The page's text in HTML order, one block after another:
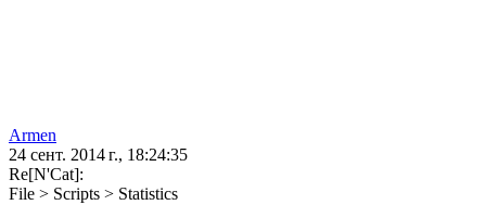
Аrmen
24 сент. 2014 г., 18:24:35
Re[N'Cat]:
File > Scripts > Statistics